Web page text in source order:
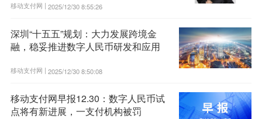
移动支付网 | 2025/12/30 8:55:26
深圳“十五五”规划：大力发展跨境金
融，稳妥推进数字人民币研发和应用
移动支付网 | 2025/12/30 8:50:08
移动支付网早报12.30：数字人民币试
点将有新进展，一支付机构被罚